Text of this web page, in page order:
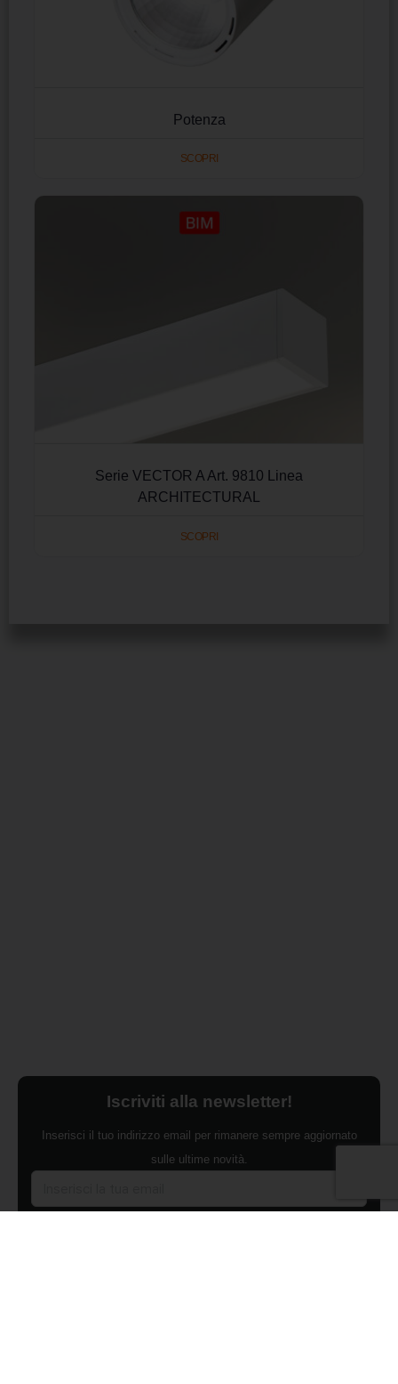
Potenza
SCOPRI
Serie VECTOR A Art. 9810 Linea
ARCHITECTURAL
SCOPRI
Iscriviti alla newsletter!
Inserisci il tuo indirizzo email per rimanere sempre aggiornato
sulle ultime novità.